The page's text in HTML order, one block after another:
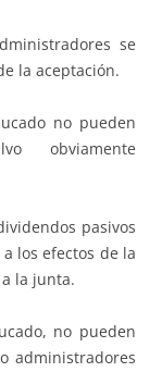
se
la aceptación.
no pueden
obviamente
pasivos
los efectos de la
la junta.
no pueden
administradores